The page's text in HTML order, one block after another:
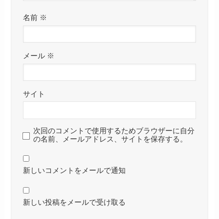
名前 ※
メール ※
サイト
次回のコメントで使用するためブラウザーに自分
の名前、メールアドレス、サイトを保存する。
新しいコメントをメールで通知
新しい投稿をメールで受け取る